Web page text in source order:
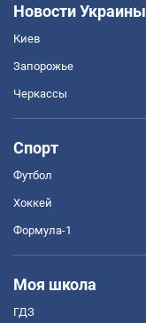
Новости Украины
Киев
Запорожье
Черкассы
Спорт
Футбол
Хоккей
Формула-1
Моя школа
ГДЗ